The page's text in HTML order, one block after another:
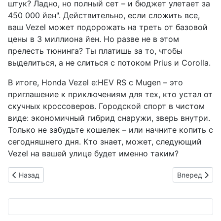
штук? Ладно, но полный сет – и бюджет улетает за
450 000 йен". Действительно, если сложить все,
ваш Vezel может подорожать на треть от базовой
цены в 3 миллиона йен. Но разве не в этом
прелесть тюнинга? Ты платишь за то, чтобы
выделиться, а не слиться с потоком Prius и Corolla.
В итоге, Honda Vezel e:HEV RS с Mugen – это
приглашение к приключениям для тех, кто устал от
скучных кроссоверов. Городской спорт в чистом
виде: экономичный гибрид снаружи, зверь внутри.
Только не забудьте кошелек – или начните копить с
сегодняшнего дня. Кто знает, может, следующий
Vezel на вашей улице будет именно таким?
Предыдущий: Nuts RV раздевает кемперы до костей:
Назад Следующий:
Вперед